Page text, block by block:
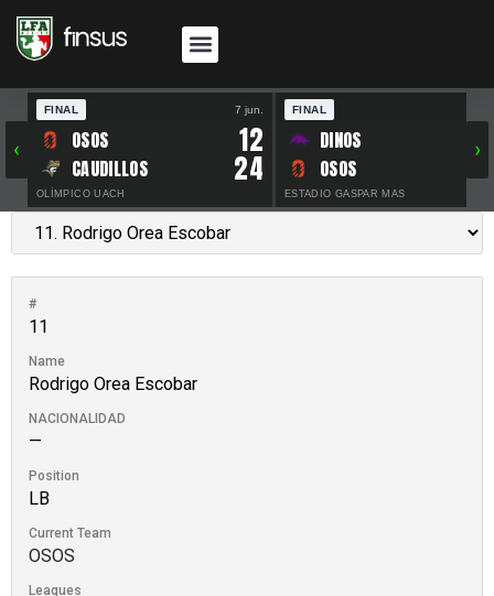
‹
FINAL 7 jun.
OSOS 12
CAUDILLOS 24
OLÍMPICO UACH
FINAL
DINOS
OSOS
ESTADIO GASPAR MAS
›
#
11
Name
Rodrigo Orea Escobar
NACIONALIDAD
—
Position
LB
Current Team
OSOS
Leagues